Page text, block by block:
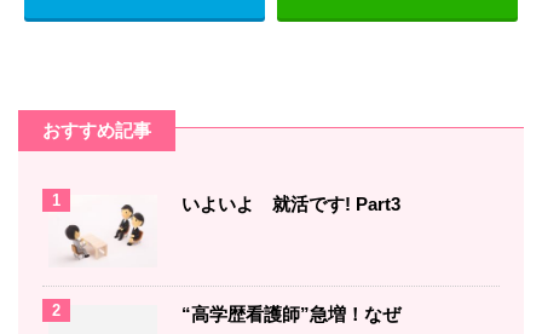
おすすめ記事
1 いよいよ 就活です! Part3
2 “高学歴看護師”急増！なぜ